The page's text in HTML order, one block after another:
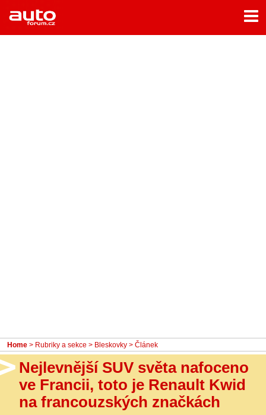
Home
Rubriky
Home > Rubriky a sekce > Bleskovky > Článek
Nejlevnější SUV světa nafoceno
ve Francii, toto je Renault Kwid
na francouzských značkách